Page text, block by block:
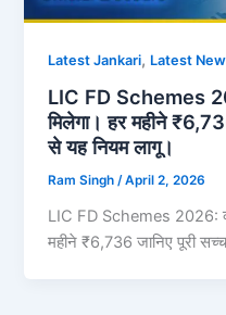
Latest Jankari, Latest
LIC FD Schemes
मिलेगा। हर महीने
से यह नियम लागू।
Ram Singh/April 2, 2026
LIC FD Schemes 2026:
महीने ₹6,736 जानिए पूरी